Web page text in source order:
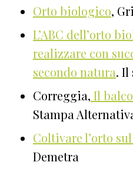
Orto biologico,
L’ABC dell’orto
realizzare con
secondo natura. Il
Correggia, Il
Stampa
Coltivare l’orto
Demetra